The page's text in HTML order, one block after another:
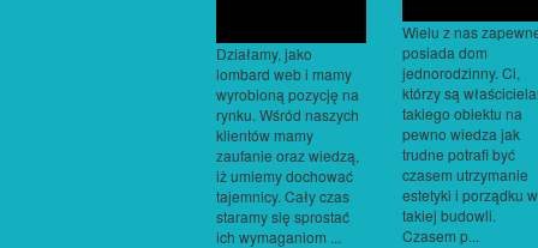
Działamy, jako
lombard web i mamy
wyrobioną pozycję na
rynku. Wśród naszych
klientów mamy
zaufanie oraz wiedzą,
iż umiemy dochować
tajemnicy. Cały czas
staramy się sprostać
ich wymaganiom ...
Wielu z nas
posiada dom
jednorodzinny. Ci,
którzy są
takiego obiektu na
pewno wiedza jak
trudne potrafi być
czasem utrzymanie
estetyki i porządku w
takiej budowli.
Czasem p...